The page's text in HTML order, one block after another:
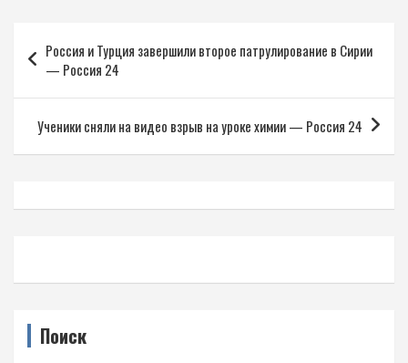
по
записям
Россия и Турция завершили второе патрулирование в Сирии
— Россия 24
Ученики сняли на видео взрыв на уроке химии — Россия 24
Поиск